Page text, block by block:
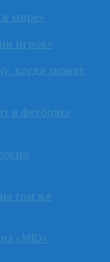
мире»
игрок»
когда звонят
в футболке
том же
из «МЮ»